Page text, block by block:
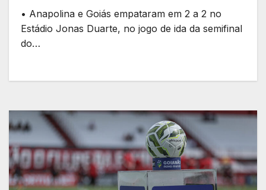
• Anapolina e Goiás empataram em 2 a 2 no
Estádio Jonas Duarte, no jogo de ida da semifinal
do…